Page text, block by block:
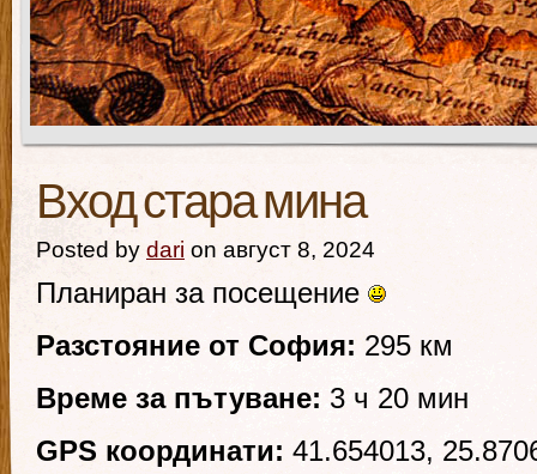
Вход стара мина
Posted by dari on август 8, 2024
Планиран за посещение
Разстояние от София: 295 км
Време за пътуване: 3 ч 20 мин
GPS координати: 41.654013,